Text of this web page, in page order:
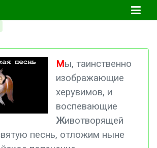
Мы, таинственно
изображающие
херувимов, и
воспевающие
Животворящей
песнь, отложим ныне